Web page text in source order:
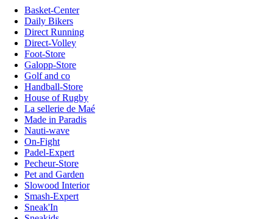
Basket-Center
Daily Bikers
Direct Running
Direct-Volley
Foot-Store
Galopp-Store
Golf and co
Handball-Store
House of Rugby
La sellerie de Maé
Made in Paradis
Nauti-wave
On-Fight
Padel-Expert
Pecheur-Store
Pet and Garden
Slowood Interior
Smash-Expert
Sneak'In